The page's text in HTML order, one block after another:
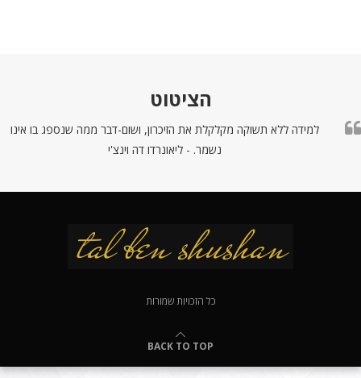
הציטוט
למידה ללא תשוקה מקלקלת את הזיכרון, ושום-דבר ממה שנספג בו אינו
נשמר. - ליאונרדו דה וינצ'י
כל הזכויות שמורות
BACK TO TOP